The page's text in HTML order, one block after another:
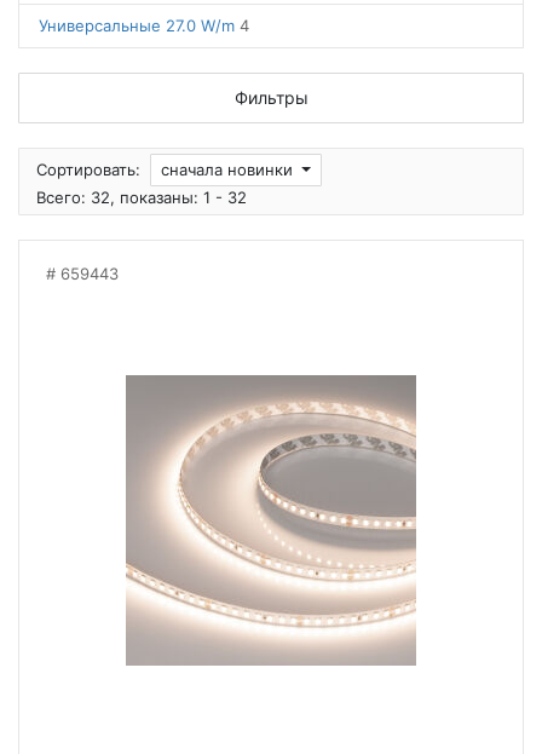
Универсальные 27.0 W/m 4
Фильтры
Сортировать:
сначала новинки
Всего: 32, показаны: 1 - 32
659443